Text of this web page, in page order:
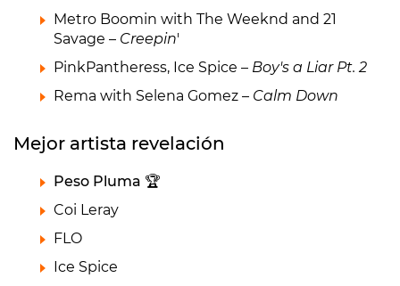
Metro Boomin with The Weeknd and 21
Savage – Creepin'
PinkPantheress, Ice Spice – Boy's a Liar Pt. 2
Rema with Selena Gomez – Calm Down
Mejor artista revelación
Peso Pluma 🏆
Coi Leray
FLO
Ice Spice